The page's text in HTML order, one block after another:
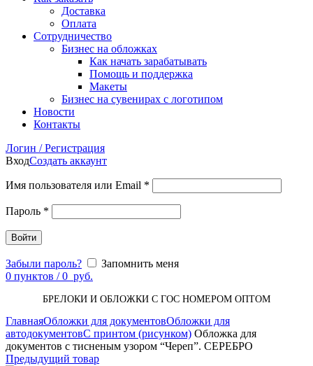
Доставка
Оплата
Сотрудничество
Бизнес на обложках
Как начать зарабатывать
Помощь и поддержка
Макеты
Бизнес на сувенирах с логотипом
Новости
Контакты
Логин / Регистрация
ВходСоздать аккаунт
Имя пользователя или Email *
Пароль *
Войти
Забыли пароль?
Запомнить меня
0 пунктов / 0 руб.
БРЕЛОКИ И ОБЛОЖКИ С ГОС НОМЕРОМ ОПТОМ
ГлавнаяОбложки для документовОбложки для
автодокументовС принтом (рисунком) Обложка для
документов с тисненым узором “Череп”. СЕРЕБРО
Предыдущий товар